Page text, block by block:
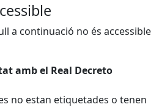
a continuació no és accessible
amb el Real Decreto
no estan etiquetades o tenen